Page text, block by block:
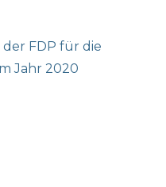
FDP für die
Jahr 2020